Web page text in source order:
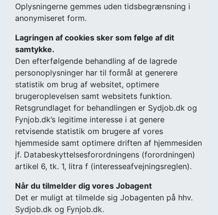
Oplysningerne gemmes uden tidsbegrænsning i
anonymiseret form.
Lagringen af cookies sker som følge af dit
samtykke.
Den efterfølgende behandling af de lagrede
personoplysninger har til formål at generere
statistik om brug af websitet, optimere
brugeroplevelsen samt websitets funktion.
Retsgrundlaget for behandlingen er Sydjob.dk og
Fynjob.dk’s legitime interesse i at genere
retvisende statistik om brugere af vores
hjemmeside samt optimere driften af hjemmesiden
jf. Databeskyttelsesforordningens (forordningen)
artikel 6, tk. 1, litra f (interesseafvejningsreglen).
Når du tilmelder dig vores Jobagent
Det er muligt at tilmelde sig Jobagenten på hhv.
Sydjob.dk og Fynjob.dk.